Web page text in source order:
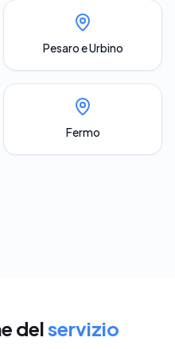
Pesaro e Urbino
Fermo
delservizio